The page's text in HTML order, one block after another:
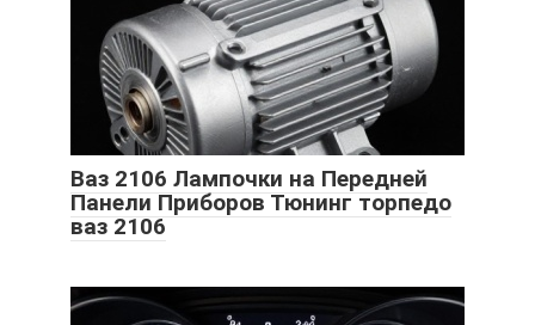
Ваз 2106 Лампочки на Передней
Панели Приборов Тюнинг торпедо
ваз 2106